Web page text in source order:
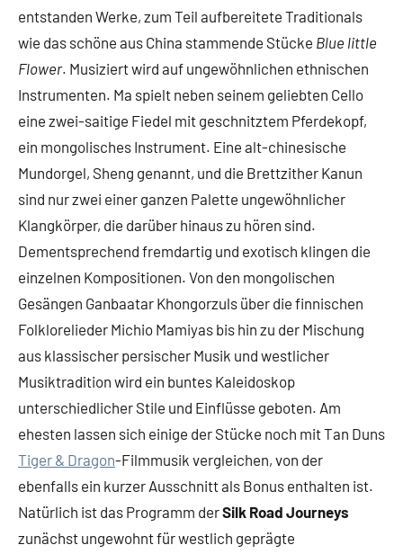
entstanden Werke, zum Teil aufbereitete Traditionals
wie das schöne aus China stammende Stücke Blue little
Flower. Musiziert wird auf ungewöhnlichen ethnischen
Instrumenten. Ma spielt neben seinem geliebten Cello
eine zwei-saitige Fiedel mit geschnitztem Pferdekopf,
ein mongolisches Instrument. Eine alt-chinesische
Mundorgel, Sheng genannt, und die Brettzither Kanun
sind nur zwei einer ganzen Palette ungewöhnlicher
Klangkörper, die darüber hinaus zu hören sind.
Dementsprechend fremdartig und exotisch klingen die
einzelnen Kompositionen. Von den mongolischen
Gesängen Ganbaatar Khongorzuls über die finnischen
Folklorelieder Michio Mamiyas bis hin zu der Mischung
aus klassischer persischer Musik und westlicher
Musiktradition wird ein buntes Kaleidoskop
unterschiedlicher Stile und Einflüsse geboten. Am
ehesten lassen sich einige der Stücke noch mit Tan Duns
Tiger & Dragon-Filmmusik vergleichen, von der
ebenfalls ein kurzer Ausschnitt als Bonus enthalten ist.
Natürlich ist das Programm derSilk Road Journeys
zunächst ungewohnt für westlich geprägte